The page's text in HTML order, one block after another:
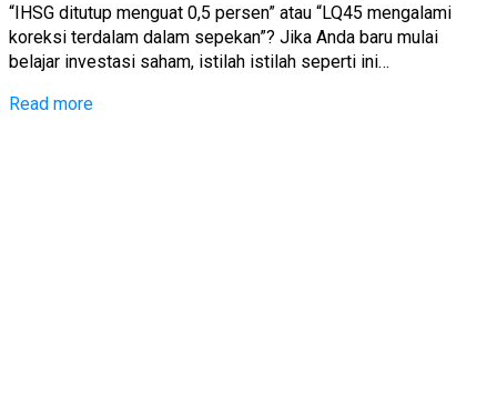
“IHSG ditutup menguat 0,5 persen” atau “LQ45 mengalami
koreksi terdalam dalam sepekan”? Jika Anda baru mulai
belajar investasi saham, istilah istilah seperti ini…
Read more